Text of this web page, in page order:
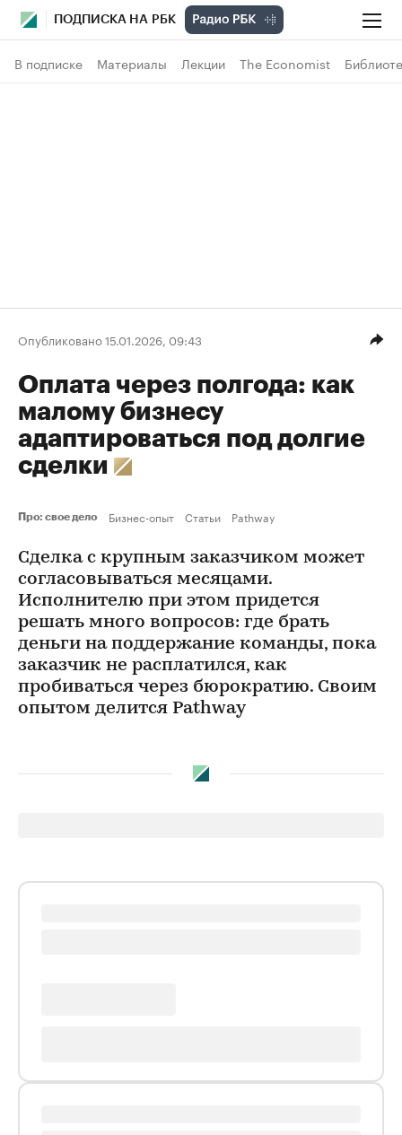
ПОДПИСКА НА РБК
В подписке Материалы Лекции The Economist
Опубликовано 15.01.2026, 09:43
Оплата через полгода: как
малому бизнесу
адаптироваться под долгие
сделки
Про: свое дело Бизнес-опыт Статьи Pathway
Сделка с крупным заказчиком может
согласовываться месяцами.
Исполнителю при этом придется
решать много вопросов: где брать
деньги на поддержание команды, пока
заказчик не расплатился, как
пробиваться через бюрократию. Своим
опытом делится Pathway